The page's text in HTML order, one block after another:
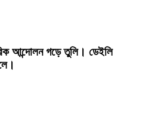
আন্দোলন গড়ে তুলি। ডেইলি